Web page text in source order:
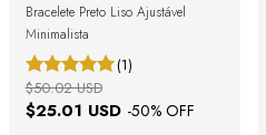
Bracelete Preto Liso Ajustável
Minimalista
(1)
$25.01 USD -50% OFF
$50.02 USD